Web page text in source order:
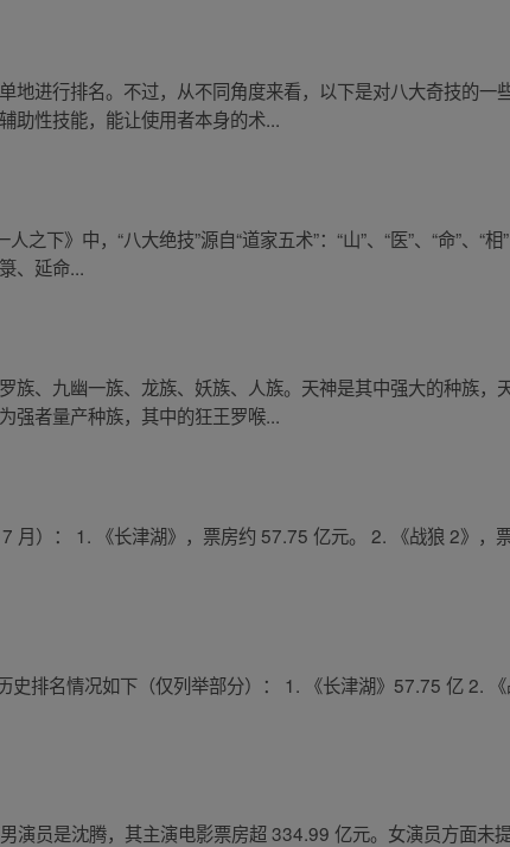
地进行排名。不过，从不同角度来看，以下是对八大奇技的一
助性技能，能让使用者本身的术...
之下》中，“八大绝技”源自“道家五术”：“山”、“医”、“命”、“
、延命...
族、九幽一族、龙族、妖族、人族。天神是其中强大的种族，
强者量产种族，其中的狂王罗喉...
月）： 1. 《长津湖》，票房约 57.75 亿元。 2. 《战狼 2》，
排名情况如下（仅列举部分）： 1. 《长津湖》57.75 亿 2.
员是沈腾，其主演电影票房超 334.99 亿元。女演员方面未提